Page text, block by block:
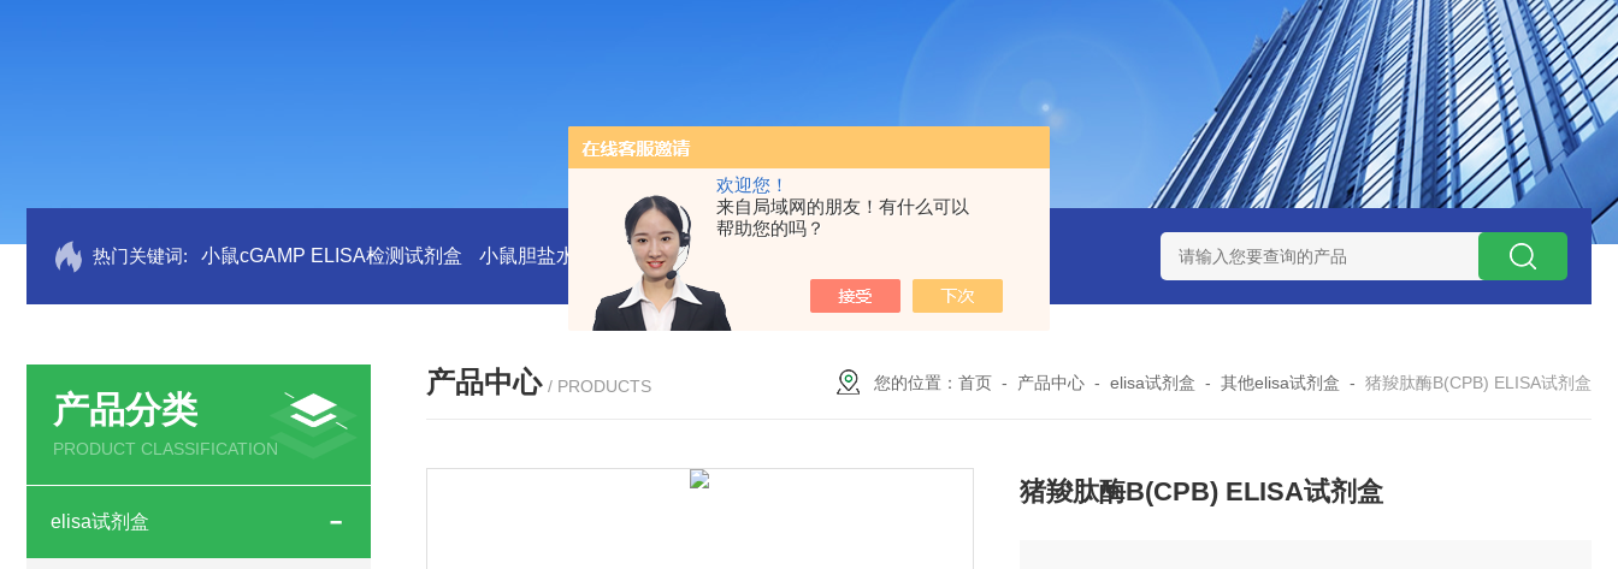
欢迎您！
来自局域网的朋友！有什么可以
帮助您的吗？
热门关键词: 小鼠cGAMP ELISA检测试剂盒 小鼠胆盐水解酶(BSH)ELISA试剂盒 小鼠神经酰胺-1-磷酸（C1P）ELISA 试剂盒 小鼠（
产品分类
PRODUCT CLASSIFICATION
elisa试剂盒
产品中心 / PRODUCTS 您的位置： 首页 - 产品中心 - elisa试剂盒 - 其他elisa试剂盒 - 猪羧肽酶B(CPB) ELISA试剂盒
猪羧肽酶B(CPB) ELISA试剂盒